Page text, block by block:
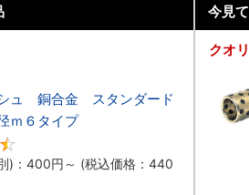
ュ 銅合金 スタンダード
ｍ６タイプ
)： 400円 ～ (税込価格： 440
今見
クオ